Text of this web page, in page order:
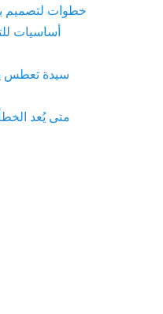
5 خطوات لتصميم
سيدة تعطس
متى يُعد